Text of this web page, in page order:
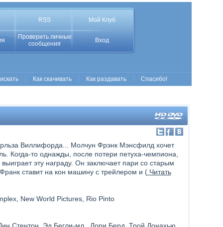
RSS Мой Клуб
Проверить личные
сообщения
Вход
Как скачивать Как раздавать Спасибо!
Виллифорда... Молчун Фрэнк Мэнсфилд хочет
Когда-то однажды, после потери петуха-чемпиона,
эту награду. Он заключает пари со старым
ставит на кон машину с трейлером и (Читать
New World Pictures, Rio Pinto